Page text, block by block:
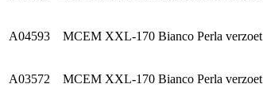
A04593 MCEM XXL-170 Bianco Perla verzoet
A03572 MCEM XXL-170 Bianco Perla verzoet